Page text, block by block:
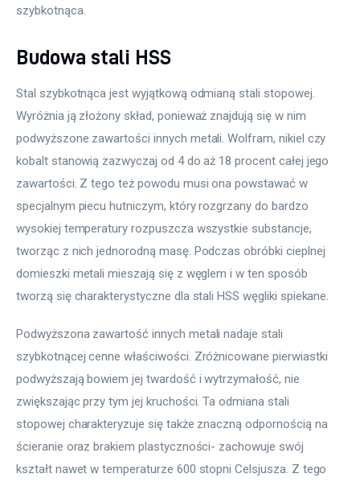
szybkotnąca.
Budowa stali HSS
Stal szybkotnąca jest wyjątkową odmianą stali stopowej.
Wyróżnia ją złożony skład, ponieważ znajdują się w nim
podwyższone zawartości innych metali. Wolfram, nikiel czy
kobalt stanowią zazwyczaj od 4 do aż 18 procent całej jego
zawartości. Z tego też powodu musi ona powstawać w
specjalnym piecu hutniczym, który rozgrzany do bardzo
wysokiej temperatury rozpuszcza wszystkie substancje,
tworząc z nich jednorodną masę. Podczas obróbki cieplnej
domieszki metali mieszają się z węglem i w ten sposób
tworzą się charakterystyczne dla stali HSS węgliki spiekane.
Podwyższona zawartość innych metali nadaje stali
szybkotnącej cenne właściwości. Zróżnicowane pierwiastki
podwyższają bowiem jej twardość i wytrzymałość, nie
zwiększając przy tym jej kruchości. Ta odmiana stali
stopowej charakteryzuje się także znaczną odpornością na
ścieranie oraz brakiem plastyczności- zachowuje swój
kształt nawet w temperaturze 600 stopni Celsjusza. Z tego